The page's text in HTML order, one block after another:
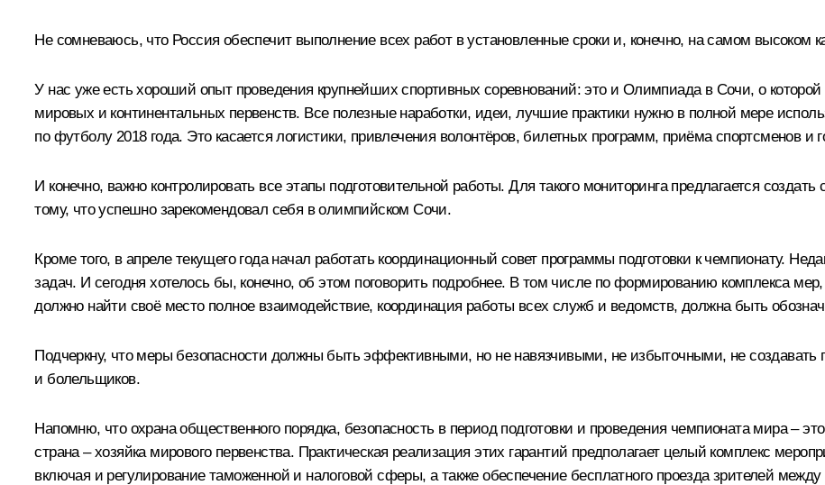
Не сомневаюсь, что Россия обеспечит выполнение всех работ в установленные сроки и, конечно, на самом высоком
У нас уже есть хороший опыт проведения крупнейших спортивных соревнований: это и Олимпиада в Сочи, о
мировых и континентальных первенств. Все полезные наработки, идеи, лучшие практики нужно в полной мере
по футболу 2018 года. Это касается логистики, привлечения волонтёров, билетных программ, приёма спортсменов и
И конечно, важно контролировать все этапы подготовительной работы. Для такого мониторинга предлагается
тому, что успешно зарекомендовал себя в олимпийском Сочи.
Кроме того, в апреле текущего года начал работать координационный совет программы подготовки к чемпионату.
задач. И сегодня хотелось бы, конечно, об этом поговорить подробнее. В том числе по формированию комплекса
должно найти своё место полное взаимодействие, координация работы всех служб и ведомств, должна быть
Подчеркну, что меры безопасности должны быть эффективными, но не навязчивыми, не избыточными, не
и болельщиков.
Напомню, что охрана общественного порядка, безопасность в период подготовки и проведения чемпионата мира –
страна – хозяйка мирового первенства. Практическая реализация этих гарантий предполагает целый комплекс
включая и регулирование таможенной и налоговой сферы, а также обеспечение бесплатного проезда зрителей